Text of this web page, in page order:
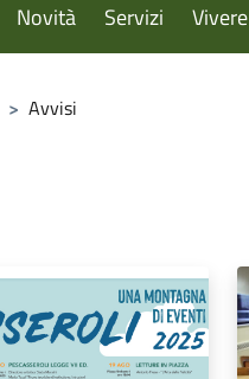
Novità Servizi
> Avvisi